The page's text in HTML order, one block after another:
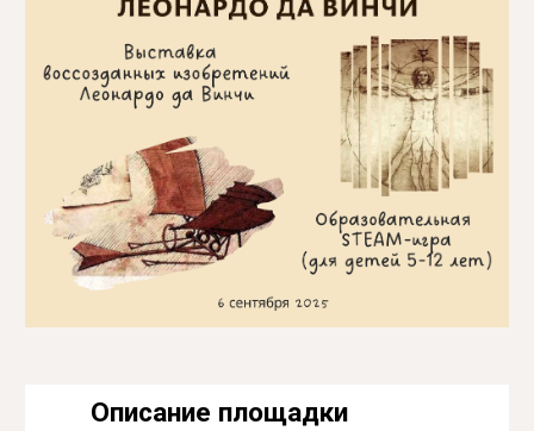
Описание площадки